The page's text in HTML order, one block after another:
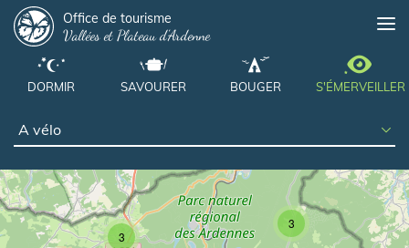
au
contenu
principal
Office de tourisme
Vallées et Plateau d'Ardenne
DORMIR SAVOURER BOUGER S'ÉMERVEILLER
3
3
Panneau de gestion des cookies